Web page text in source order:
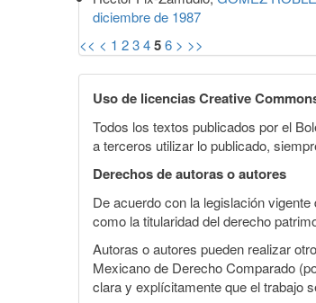
diciembre de 1987
<< < 1 23456 > >>
Uso de licencias Creative
Todos los textos publicados por el
a terceros utilizar lo publicado,
Derechos de autoras o autores
De acuerdo con la legislación
como la titularidad del derecho
Autoras o autores pueden realizar
Mexicano de Derecho Comparado
clara y explícitamente que el trabajo